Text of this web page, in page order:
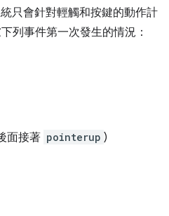
只會針對輕觸和按鍵的動作計
列事件第一次發生的情況：
面接著 pointerup )